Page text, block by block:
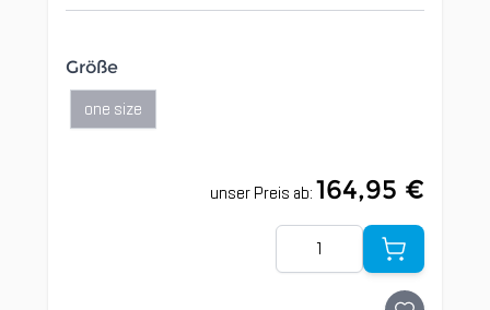
Größe
one size
unser Preis ab:164,95 €
Menge